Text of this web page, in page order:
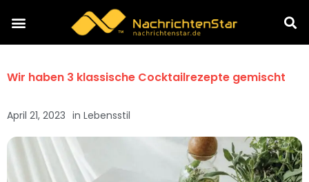
Wir haben 3 klassische Cocktailrezepte gemischt
April 21, 2023 in Lebensstil